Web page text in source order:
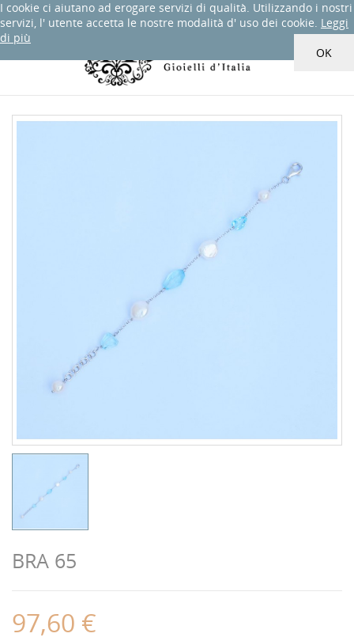
 shopping_cart
0
BRA 65
97,60 €
I cookie ci aiutano ad erogare servizi di qualità. Utilizzando i nostri
servizi, l' utente accetta le nostre modalità d' uso dei cookie. Leggi
di più
OK